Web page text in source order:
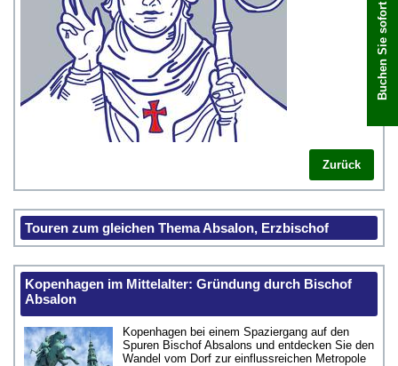
Zurück
Touren zum gleichen Thema Absalon, Erzbischof
Kopenhagen im Mittelalter: Gründung durch Bischof
Absalon
Kopenhagen bei einem Spaziergang auf den
Spuren Bischof Absalons und entdecken Sie den
Wandel vom Dorf zur einflussreichen Metropole
Buchen Sie sofort